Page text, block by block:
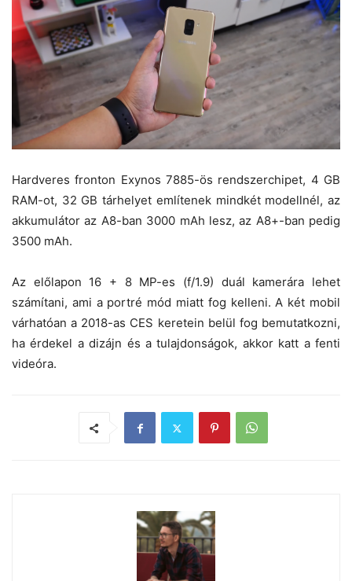
Hardveres fronton Exynos 7885-ös rendszerchipet, 4 GB
RAM-ot, 32 GB tárhelyet említenek mindkét modellnél, az
akkumulátor az A8-ban 3000 mAh lesz, az A8+-ban pedig
3500 mAh.
Az előlapon 16 + 8 MP-es (f/1.9) duál kamerára lehet
számítani, ami a portré mód miatt fog kelleni. A két mobil
várhatóan a 2018-as CES keretein belül fog bemutatkozni,
ha érdekel a dizájn és a tulajdonságok, akkor katt a fenti
videóra.